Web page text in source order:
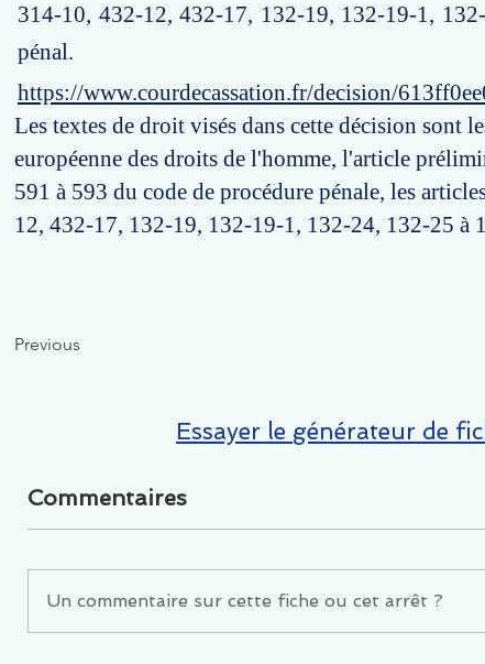
314-10, 432-12, 432-17, 132-19, 132-19-1,
pénal.
https://www.courdecassation.fr/decision/
Les textes de droit visés dans cette décision sont
européenne des droits de l'homme, l'article
591 à 593 du code de procédure pénale, les
12, 432-17, 132-19, 132-19-1, 132-24, 132-25 à
Previous
Essayer le générateur de
Commentaires
Un commentaire sur cette fiche ou cet arrêt ?